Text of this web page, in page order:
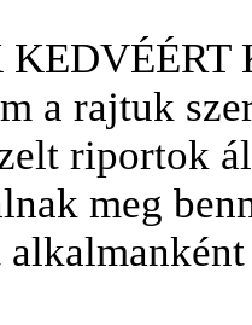
a rajtuk
riportok
meg